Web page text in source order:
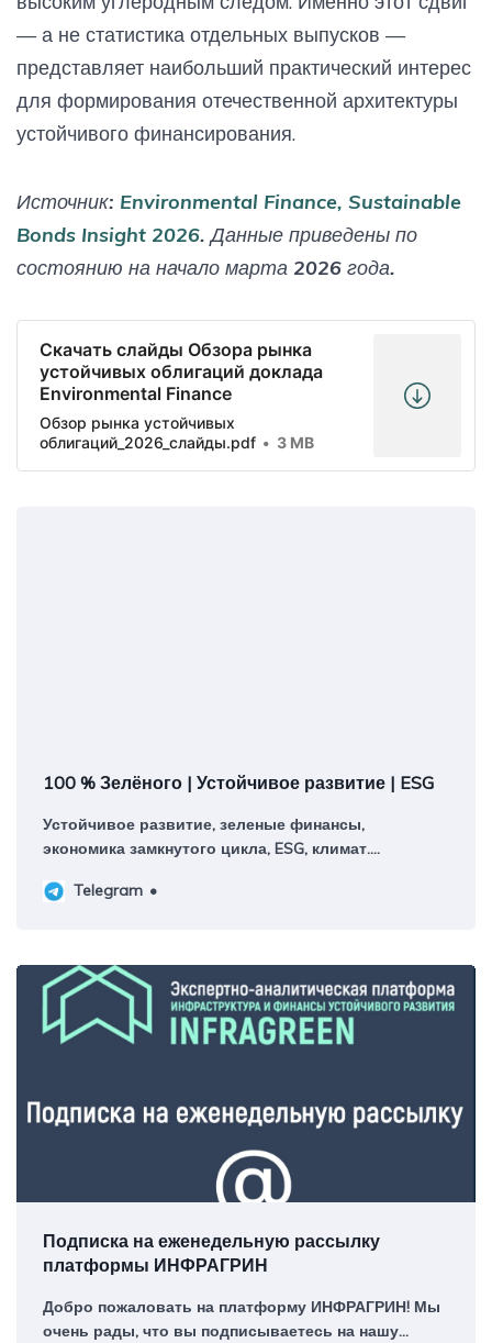
— а не статистика отдельных выпусков —
представляет наибольший практический интерес
для формирования отечественной архитектуры
устойчивого финансирования.
Источник: Environmental Finance, Sustainable
Bonds Insight 2026. Данные приведены по
состоянию на начало марта 2026 года.
Скачать слайды Обзора рынка
устойчивых облигаций доклада
Environmental Finance
Обзор рынка устойчивых
облигаций_2026_слайды.pdf
3 MB
100 % Зелёного | Устойчивое развитие | ESG
Устойчивое развитие, зеленые финансы,
экономика замкнутого цикла, ESG, климат.
ИНФРАГРИН Светланы Бик Контакты:
Telegram
Подписка на еженедельную рассылку
платформы ИНФРАГРИН
Добро пожаловать на платформу ИНФРАГРИН! Мы
очень рады, что вы подписываетесь на нашу